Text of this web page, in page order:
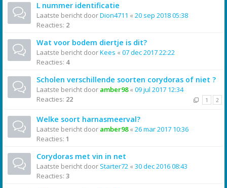
L nummer identificatie
Laatste bericht doorDion4711 « 20 sep 2018 05:38
Reacties: 2
Wat voor bodem diertje is dit?
Laatste bericht doorKees « 07 dec 2017 22:22
Reacties: 4
Scholen verschillende soorten corydoras of niet ?
Laatste bericht door amber98« 09 jul 2017 12:34
Reacties: 22 1 2
Welke soort harnasmeerval?
Laatste bericht door amber98« 26 mar 2017 10:36
Reacties: 1
Corydoras met vin in net
Laatste bericht door Starter72 « 30 dec 2016 08:43
Reacties: 3